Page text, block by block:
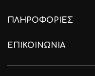
ΠΛΗΡΟΦΟΡΙΕΣ
ΕΠΙΚΟΙΝΩΝΙΑ